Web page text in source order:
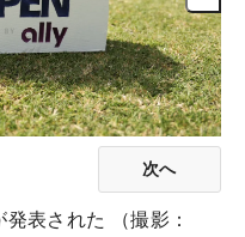
次へ
表された （撮影：